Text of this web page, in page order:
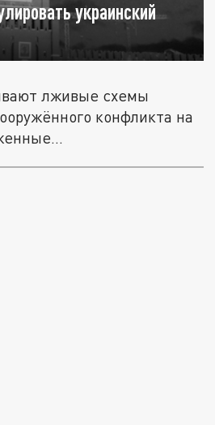
украинский
лживые схемы
конфликта на